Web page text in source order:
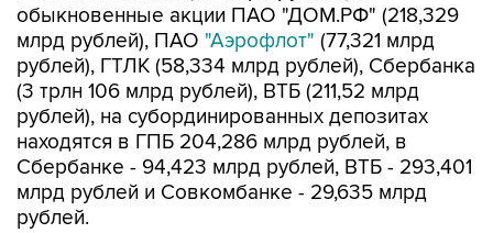
обыкновенные акции ПАО "ДОМ.РФ" (218,329
млрд рублей), ПАО "Аэрофлот" (77,321 млрд
рублей), ГТЛК (58,334 млрд рублей), Сбербанка
(3 трлн 106 млрд рублей), ВТБ (211,52 млрд
рублей), на субординированных депозитах
находятся в ГПБ 204,286 млрд рублей, в
Сбербанке - 94,423 млрд рублей, ВТБ - 293,401
млрд рублей и Совкомбанке - 29,635 млрд
рублей.